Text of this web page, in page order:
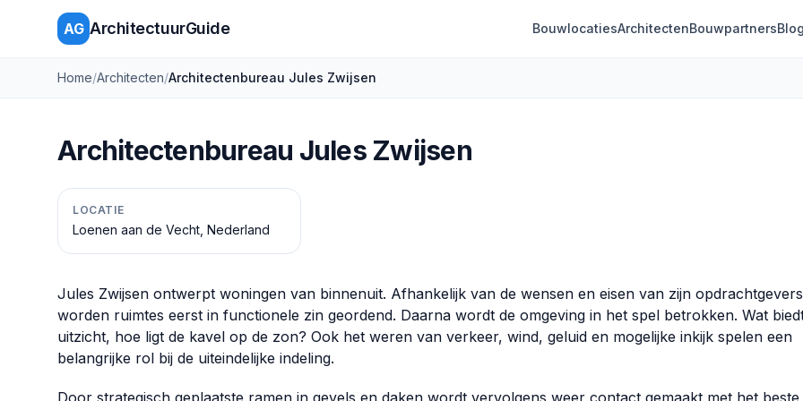
AG ArchitectuurGuide BouwlocatiesArchitectenBouwpartners
Home/Architecten/Architectenbureau Jules Zwijsen
Architectenbureau Jules Zwijsen
LOCATIE
Loenen aan de Vecht, Nederland
Jules Zwijsen ontwerpt woningen van binnenuit. Afhankelijk van de wensen en eisen van zijn opdrachtgevers
worden ruimtes eerst in functionele zin geordend. Daarna wordt de omgeving in het spel betrokken. Wat
uitzicht, hoe ligt de kavel op de zon? Ook het weren van verkeer, wind, geluid en mogelijke inkijk spelen een
belangrijke rol bij de uiteindelijke indeling.
Door strategisch geplaatste ramen in gevels en daken wordt vervolgens weer contact gemaakt met het beste